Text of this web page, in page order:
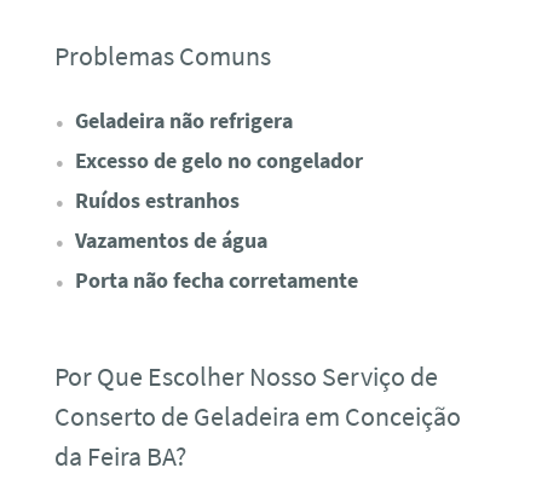
Problemas Comuns
Geladeira não refrigera
Excesso de gelo no congelador
Ruídos estranhos
Vazamentos de água
Porta não fecha corretamente
Por Que Escolher Nosso Serviço de
Conserto de Geladeira em Conceição
da Feira BA?